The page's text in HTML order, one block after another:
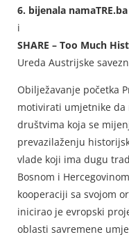
6. bijenalа namaTRE.ba
i
SHARE – Too Much
Ureda Austrijske
Obilježavanje početka
motivirati umjetnike da
društvima koja se
prevazilaženju
vlade koji ima dugu
Bosnom i
kooperaciji sa svojom
inicirao je evropski
oblasti savremene